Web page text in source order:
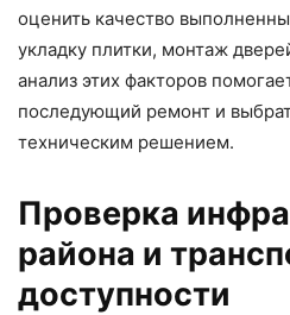
оценить качество
укладку плитки, монтаж
анализ этих факторов
последующий ремонт и
техническим решением.
Проверка
района и
доступности